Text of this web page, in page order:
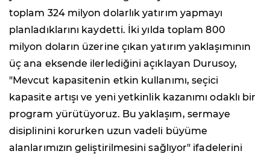
toplam 324 milyon dolarlık yatırım yapmayı
planladıklarını kaydetti. İki yılda toplam 800
milyon doların üzerine çıkan yatırım yaklaşımının
üç ana eksende ilerlediğini açıklayan Durusoy,
"Mevcut kapasitenin etkin kullanımı, seçici
kapasite artışı ve yeni yetkinlik kazanımı odaklı bir
program yürütüyoruz. Bu yaklaşım, sermaye
disiplinini korurken uzun vadeli büyüme
alanlarımızın geliştirilmesini sağlıyor" ifadelerini